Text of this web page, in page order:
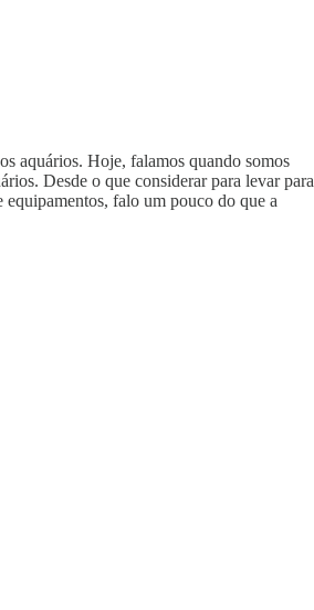
aquários. Hoje, falamos quando somos
Desde o que considerar para levar para
equipamentos, falo um pouco do que a